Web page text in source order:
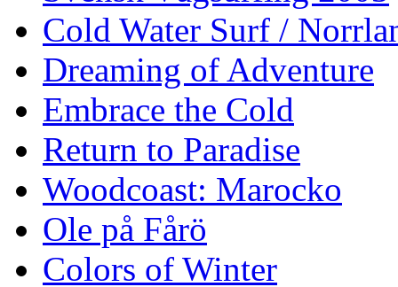
Cold Water Surf /
Dreaming of Adventure
Embrace the Cold
Return to Paradise
Woodcoast: Marocko
Ole på Fårö
Colors of Winter